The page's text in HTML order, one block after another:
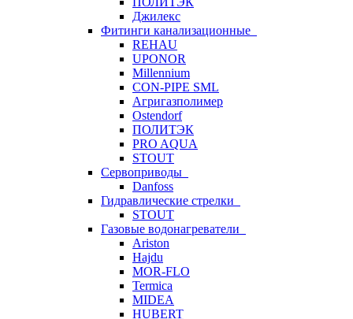
Джилекс
Фитинги канализационные
REHAU
UPONOR
Millennium
CON-PIPE SML
Агригазполимер
Ostendorf
ПОЛИТЭК
PRO AQUA
STOUT
Сервоприводы
Danfoss
Гидравлические стрелки
STOUT
Газовые водонагреватели
Ariston
Hajdu
MOR-FLO
Termica
MIDEA
HUBERT